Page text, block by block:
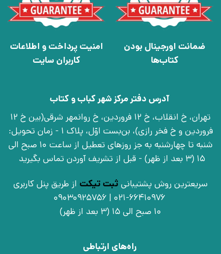
ضمانت اورجینال بودن
کتاب‌ها
امنیت پرداخت و اطلاعات
کاربران سایت
آدرس دفتر مرکز شهر کباب و کتاب
تهران، خ انقلاب، خ 12 فروردین، خ روانمهر شرقی(بین خ 12
فروردین و خ فخر رازی)، بن‌بست اوّل، پلاک 1 - زمان تحویل:
شنبه تا چهارشنبه به جز روزهای تعطیل از ساعت 10 صبح الی
15 (3 بعد از ظهر) - قبل از تشریف آوردن تماس بگیرید
سریعترین روش پشتیبانی ثبت تیکت از طریق پنل کاربری
021-66410976 | 09030925756
10 صبح الی 15 (3 بعد از ظهر)
راه‌های ارتباطی